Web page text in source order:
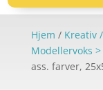
Hjem / Kreativ
Modellervoks
ass. farver,